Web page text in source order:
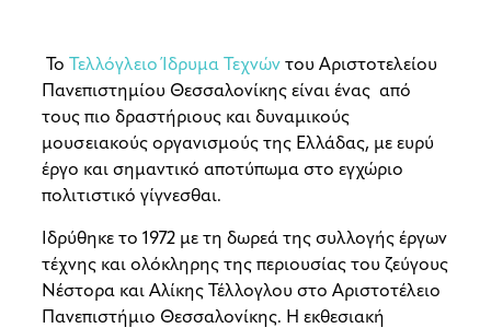
ΤοΤελλόγλειο Ίδρυμα Τεχνών του Αριστοτελείου
Πανεπιστημίου Θεσσαλονίκης είναι ένας από
τους πιο δραστήριους και δυναμικούς
μουσειακούς οργανισμούς της Ελλάδας, με ευρύ
έργο και σημαντικό αποτύπωμα στο εγχώριο
πολιτιστικό γίγνεσθαι.
Ιδρύθηκε το 1972 με τη δωρεά της συλλογής έργων
τέχνης και ολόκληρης της περιουσίας του ζεύγους
Νέστορα και Αλίκης Τέλλογλου στο Αριστοτέλειο
Πανεπιστήμιο Θεσσαλονίκης. Η εκθεσιακή